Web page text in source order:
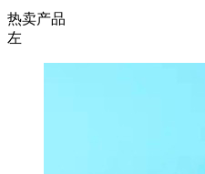
热卖产品
左